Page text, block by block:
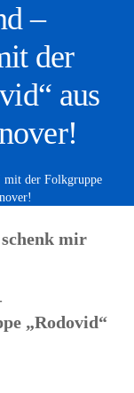
–
der
aus
mit der Folkgruppe
mir
„Rodovid“